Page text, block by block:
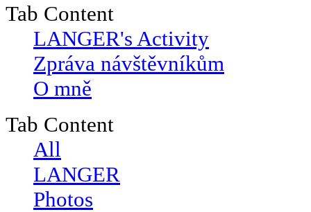
Tab Content
LANGER's Activity
Zpráva návštěvníkům
O mně
Tab Content
All
LANGER
Photos